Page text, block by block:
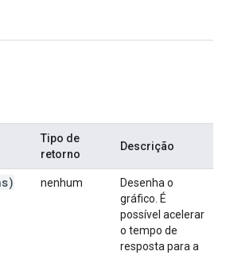
Tipo de
retorno
Descrição
nenhum
Desenha o
gráfico. É
possível acelerar
o tempo de
resposta para a